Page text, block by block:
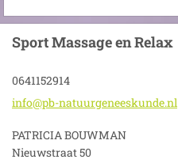
Sport Massage en Relax
0641152914
info@pb-natuurgeneeskunde.nl
PATRICIA BOUWMAN
Nieuwstraat 50